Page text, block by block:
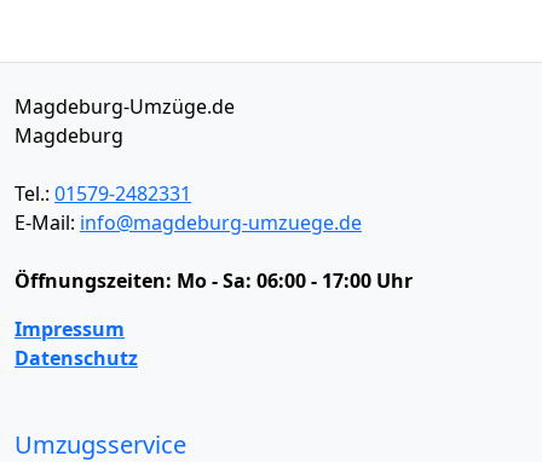
Magdeburg-Umzüge.de
Magdeburg
Tel.: 01579-2482331
E-Mail: info@magdeburg-umzuege.de
Öffnungszeiten: Mo - Sa: 06:00 - 17:00 Uhr
Impressum
Datenschutz
Umzugsservice